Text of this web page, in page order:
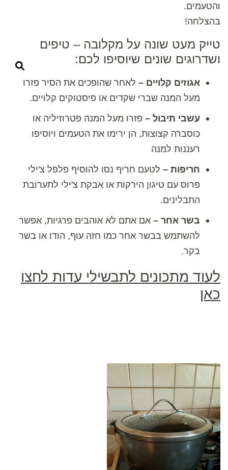
והטעמים.
בהצלחה!
טייק מעט שונה על מקלובה – טיפים
ושדרוגים שונים שיוסיפו לכם:
אגוזים קלויים – לאחר שהופכים את הסיר פזרו
מעל המנה שברי שקדים או פיסטוקים קלויים.
עשבי תיבול – פזרו מעל המנה פטרוזיליה או
כוסברה קצוצות, הן ירימו את הטעמים ויוסיפו
רעננות למנה
חריפות – לטעם חריף נסו להוסיף פלפל צ'ילי
פרוס עם טיגון הירקות או אבקת צ'ילי לתערובת
התבלינים.
בשר אחר – אם אתם לא אוהבים פרגיות, אפשר
להשתמש בבשר אחר כמו חזה עוף, הודו או בשר
בקר.
לעוד מתכונים לתבשילי עדות לחצו
כאן